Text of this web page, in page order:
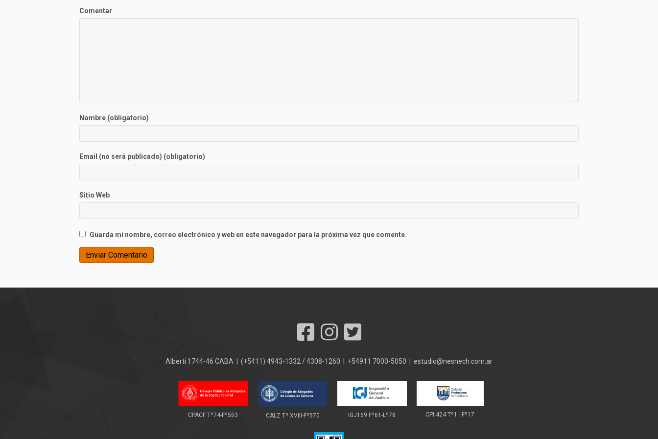
Comentar
Nombre (obligatorio)
Email (no será publicado) (obligatorio)
Sitio Web
Guarda mi nombre, correo electrónico y web en este navegador para la próxima vez que comente.
Alberti 1744-46 CABA | (+5411) 4943-1332 / 4308-1260 | +54911 7000-5050 | estudio@nesnech.com.ar
CPACF Tº74-Fº553 CALZ Tº XVIII-Fº570 IGJ169 Fº61-Lº78 CPI 424 Tº1 - Fº17